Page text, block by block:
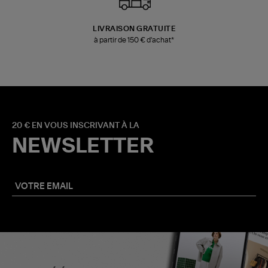
LIVRAISON GRATUITE
à partir de 150 € d'achat*
20 € EN VOUS INSCRIVANT À LA
NEWSLETTER